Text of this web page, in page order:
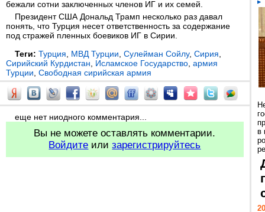
бежали сотни заключенных членов ИГ и их семей.
Президент США Дональд Трамп несколько раз давал
понять, что Турция несет ответственность за содержание
под стражей пленных боевиков ИГ в Сирии.
Теги: Турция МВД Турции Сулейман Сойлу, Сирия
Сирийский Курдистан
Исламское Государство армия
Турции Свободная сирийская армия
еще нет ниодного комментария...
Вы не можете оставлять комментарии.
Войдите илизарегистрируйтесь
в